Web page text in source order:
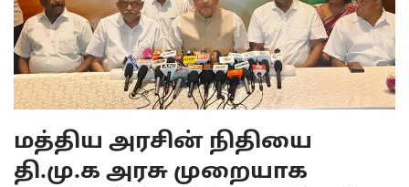
மத்திய அரசின் நிதியை
தி.மு.க அரசு முறையாக